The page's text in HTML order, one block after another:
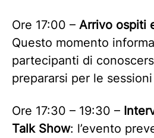
Ore 17:00 – Arrivo ospiti
Questo momento
partecipanti di
prepararsi per le
Ore 17:30 – 19:30 –
Talk Show: l’evento